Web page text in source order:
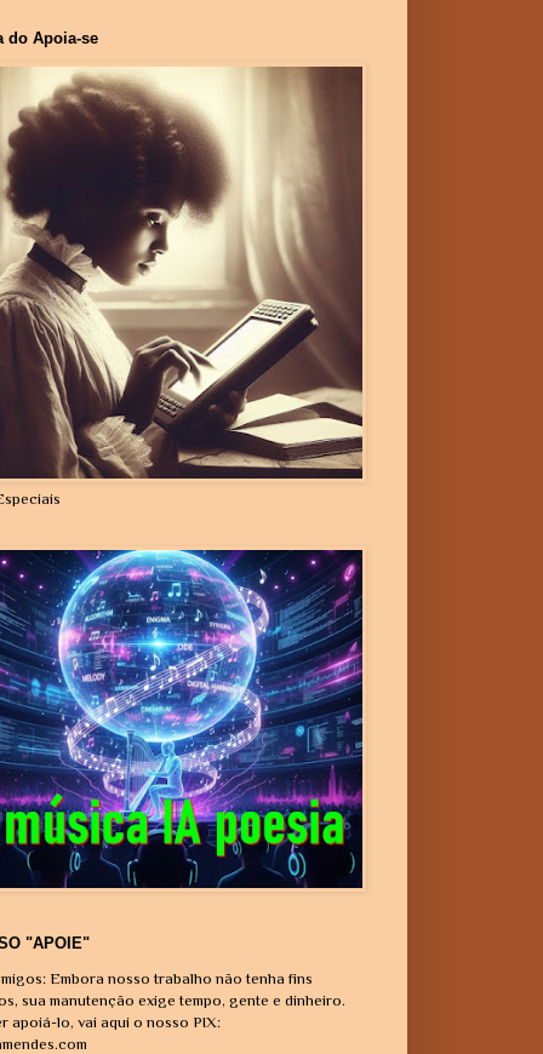
do Apoia-se
"APOIE"
Embora nosso trabalho não tenha fins
sua manutenção exige tempo, gente e dinheiro.
apoiá-lo, vai aqui o nosso PIX: